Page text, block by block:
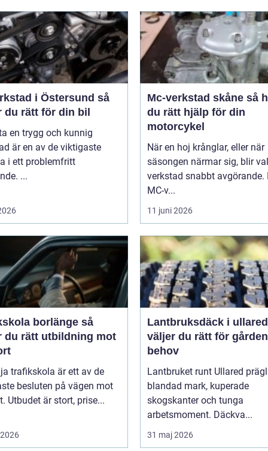
i Östersund så
du rätt för din bil
en trygg och kunnig
är en av de viktigaste
i ett problemfritt
...
Mc-verkstad skåne så hittar
du rätt hjälp för din
motorcykel
När en hoj krånglar, eller när
säsongen närmar sig, blir
verkstad snabbt avgörande.
MC-v...
11 juni 2026
borlänge så
du rätt utbildning mot
trafikskola är ett av de
besluten på vägen mot
Utbudet är stort, prise...
Lantbruksdäck i ullared
väljer du rätt för
behov
Lantbruket runt Ullared
blandad mark, kuperade
skogskanter och tunga
arbetsmoment. Däckva...
31 maj 2026